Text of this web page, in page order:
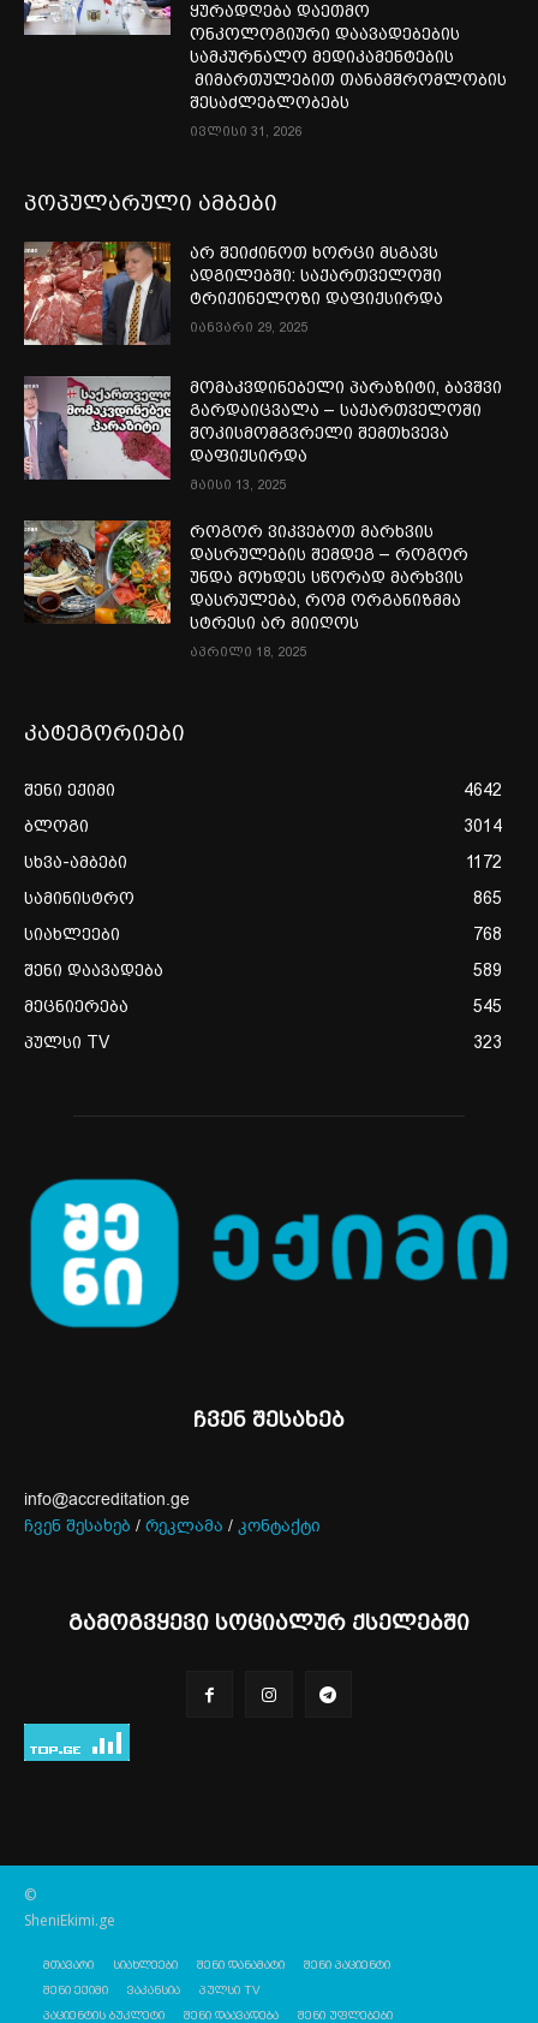
ყურადღება დაეთმო
ონკოლოგიური დაავადებების
სამკურნალო მედიკამენტების
მიმართულებით თანამშრომლობის
შესაძლებლობებს
ივლისი 31, 2026
პოპულარული ამბები
არ შეიძინოთ ხორცი მსგავს
ადგილებში: საქართველოში
ტრიქინელოზი დაფიქსირდა
იანვარი 29, 2025
მომაკვდინებელი პარაზიტი, ბავშვი
გარდაიცვალა – საქართველოში
შოკისმომგვრელი შემთხვევა
დაფიქსირდა
მაისი 13, 2025
როგორ ვიკვებოთ მარხვის
დასრულების შემდეგ – როგორ
უნდა მოხდეს სწორად მარხვის
დასრულება, რომ ორგანიზმმა
სტრესი არ მიიღოს
აპრილი 18, 2025
კატეგორიები
შენი ექიმი
4642
ბლოგი
3014
სხვა-ამბები
1172
სამინისტრო
865
სიახლეები
768
შენი დაავადება
589
მეცნიერება
545
პულსი TV
323
ჩვენ შესახებ
info@accreditation.ge
ჩვენ შესახებ / რეკლამა / კონტაქტი
გამოგვყევი სოციალურ ქსელებში
©
SheniEkimi.ge
მთავარი სიახლეები შენი დანამატი
შენი პაციენტი
შენი ექიმი
ვაკანსია
პულსი TV
პაციენტის ბუკლეტი
შენი დაავადება შენი უფლებები